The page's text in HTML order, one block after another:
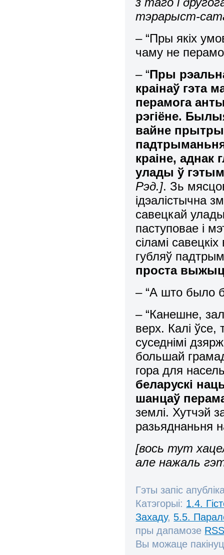
тэрарыст-
– “Пры якіх
чаму не
– “Пры
краінаў гэта
перамога
рэгіёне.
вайне
падтрыманьня
краіне, аднак
улады ў
Рэд.]. Зь
ідэалістычна
савецкай
паступовае і
сіламі
губляў
проста
– “А што было
– “Канешне,
верх. Калі ўсе,
суседнімі
большай
гора для
беларускі
шанцаў
землі. Хутчэй
разьяднаньня
[вось тут
але нажаль
Гэты запіс
Катэгорыі: 1.4.
Захаду, 5.5.
пры дапамозе
Вы можаце